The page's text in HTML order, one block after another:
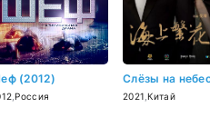
(2012)
,Россия 2021 ,Китай